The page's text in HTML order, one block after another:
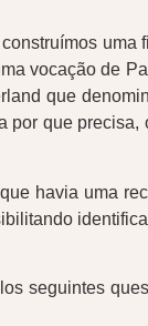
vocação de
que
que
havia uma
seguintes